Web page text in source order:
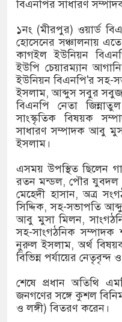
মৃত বেড়ে ৯৫, ক্ষতিগ্রস্ত
বিএনপির সাধারণ
১নং (মীরপুর) ওয়ার্ড
হোসেনের সঞ্চালনায়
কাগইল ইউনিয়ন
ইউপি চেয়ারম্যান
ইউনিয়ন বিএনপি'র সহ-
ইসলাম, আব্দুস সবুর
বিএনপি নেতা
সাংস্কৃতিক বিষয়ক
সাধারণ সম্পাদক আবু
ইসলাম।
এসময় উপস্থিত ছিলেন
রতন মন্ডল, পৌর যুবদল
মেহেদী হাসান, অত্র
সিদ্দিক, সহ-সভাপতি
আবু মুসা মিলন,
সহ-সাংগঠনিক সম্পাদক
নুরুল ইসলাম, অর্থ
বিভিন্ন পর্যায়ের নেতৃবৃন্দ
শেষে প্রধান অতিথি
জনগণের সঙ্গে কুশল
ও লঙ্গী) বিতরণ করেন।